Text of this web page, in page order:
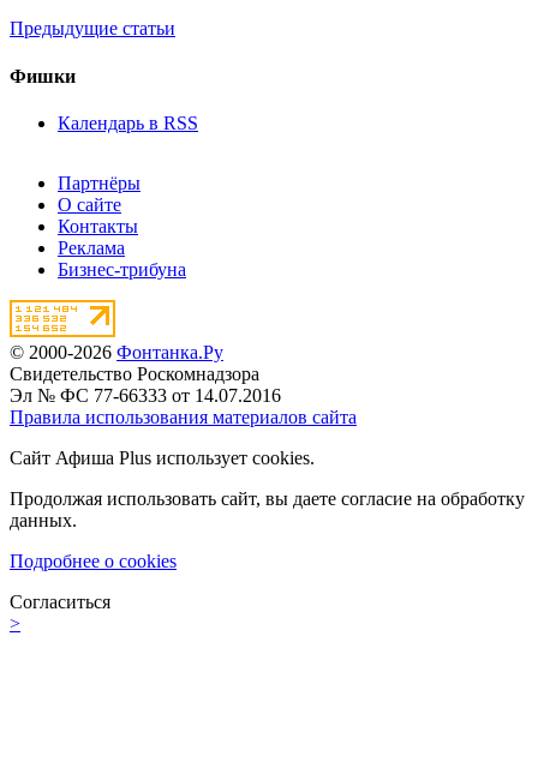
Предыдущие статьи
Фишки
Календарь в RSS
Партнёры
О сайте
Контакты
Реклама
Бизнес-трибуна
© 2000-2026 Фонтанка.Ру
Свидетельство Роскомнадзора
Эл № ФС 77-66333 от 14.07.2016
Правила использования материалов сайта
Сайт Афиша Plus использует cookies.
Продолжая использовать сайт, вы даете согласие на обработку
данных.
Подробнее о cookies
Согласиться
>